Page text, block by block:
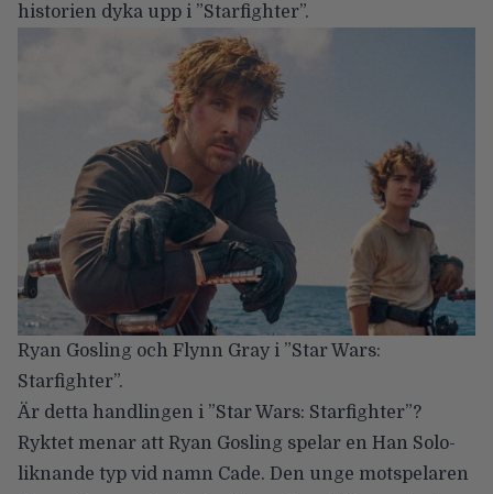
historien dyka upp i ”Starfighter”.
Ryan Gosling och Flynn Gray i ”Star Wars:
Starfighter”.
Är detta handlingen i ”Star Wars: Starfighter”?
Ryktet menar att Ryan Gosling spelar en Han Solo-
liknande typ vid namn Cade. Den unge motspelaren